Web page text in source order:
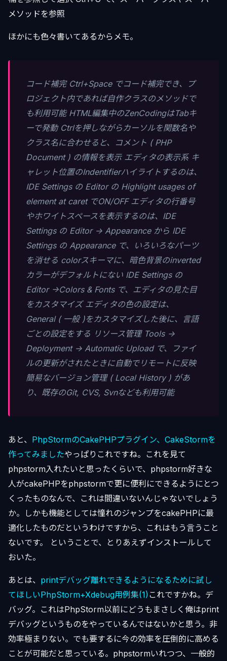
メソッドを参照
ほかにも色々書いてあるからメモ。
コード補完 Ctrl+Space でコード補完でき、プ
ロジェクト内であれば自作クラスのメソッドで
も利用可能 HTML編集中のZenCodingはTabキ
ーで発動 Ctrlを押しながらカーソルを関数名や
クラス名に合わせると、コメント ( PHP
Document ) の情報を表示 エディタの表示系 キ
ャレット位置のIndentifierハイライトするのは、
IDE Settings の Editor の Highlight usages of
element at caret でON/OFF エディタの行番号
やホワイトスペースを表示するのは、IDE
Settings の Editor -> Appearance から IDE
Settings の Appearance で、いろいろなパーツ
を消せる colorスキーマに、暗色背景のinverted
カラーがデフォルトにない IDE Settings の
Editor ->Colors & Fonts で、エディタの見た目
をカスタマイズ エディタの色の設定は、
General ( 一般 )をカスタマイズした後に、言語
ごとの設定をする リソース管理 Tools ->
Deployment -> Automatic Upload で、ファイ
ルの更新がされたときに自動でリモートに反映
簡易なバージョン管理 ( Local History ) があ
り、既存のGit, CVS, Svnなども利用可能
あと、 PhpStormのCakePHPプラグイン、CakeStormを
作ってみましたやっぱりこれですね。これを見て
phpstorm入れたいと思ったくらいで、phpstorm好きな
人がcakePHPをphpstormで更に便利にできるようにとつ
くったものなんで、これは間違いないんじゃないでしょう
か。しかも機能としては憧れのジャンプをcakePHPに最
適化したものだというわけですから、これはもう言うこと
ないです。 ということで、とりあえずインストールして
おいた。
あとは、 printデバッグ離れできるようになるために試し
てほしいPhpStorm+Xdebug用例集(1) これですかね。デ
バッグ。これはPhpStorm以前にどうもまさしく俺はprint
デバッグというものをやっているんではないかと思う。非
効率極まりない。でも要するに今の効率を圧倒的に高める
ことが可能だと思っている。phpstormいれつつ、一般的